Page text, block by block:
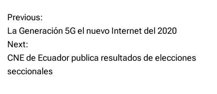
P
o
s
Previous:
La Generación 5G el nuevo Internet del 2020
Next:
CNE de Ecuador publica resultados de elecciones
seccionales